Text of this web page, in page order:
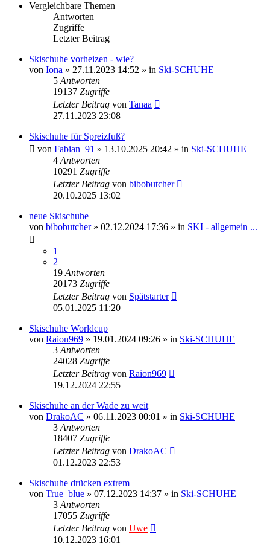
Vergleichbare Themen
Antworten
Zugriffe
Letzter Beitrag
Skischuhe vorheizen - wie?
von Iona » 27.11.2023 14:52 » in Ski-SCHUHE
5 Antworten
19137 Zugriffe
Letzter Beitrag von Tanaa
27.11.2023 23:08
Skischuhe für Spreizfuß?
von Fabian_91 » 13.10.2025 20:42 » in Ski-SCHUHE
4 Antworten
10291 Zugriffe
Letzter Beitrag von bibobutcher
20.10.2025 13:02
neue Skischuhe
von bibobutcher» 02.12.2024 17:36 » in SKI - allgemein ...
1
2
19 Antworten
20173 Zugriffe
Letzter Beitrag von Spätstarter
05.01.2025 11:20
Skischuhe Worldcup
von Raion969 » 19.01.2024 09:26 » in Ski-SCHUHE
3 Antworten
24028 Zugriffe
Letzter Beitrag von Raion969
19.12.2024 22:55
Skischuhe an der Wade zu weit
von DrakoAC » 06.11.2023 00:01 » in Ski-SCHUHE
3 Antworten
18407 Zugriffe
Letzter Beitrag von DrakoAC
01.12.2023 22:53
Skischuhe drücken extrem
von True_blue » 07.12.2023 14:37 » in Ski-SCHUHE
3 Antworten
17055 Zugriffe
Letzter Beitrag von Uwe
10.12.2023 16:01